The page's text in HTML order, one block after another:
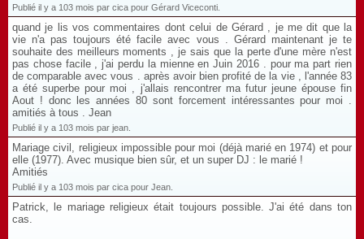
Publié il y a 103 mois par cica pour Gérard Viceconti.
quand je lis vos commentaires dont celui de Gérard , je me dit que la
vie n'a pas toujours été facile avec vous . Gérard maintenant je te
souhaite des meilleurs moments , je sais que la perte d'une mère n'est
pas chose facile , j'ai perdu la mienne en Juin 2016 . pour ma part rien
de comparable avec vous . après avoir bien profité de la vie , l'année 83
a été superbe pour moi , j'allais rencontrer ma futur jeune épouse fin
Aout ! donc les années 80 sont forcement intéressantes pour moi .
amitiés à tous . Jean
Publié il y a 103 mois par jean.
Mariage civil, religieux impossible pour moi (déjà marié en 1974) et pour
elle (1977). Avec musique bien sûr, et un super DJ : le marié !
Amitiés
Publié il y a 103 mois par cica pour Jean.
Patrick, le mariage religieux était toujours possible. J'ai été dans ton
cas.